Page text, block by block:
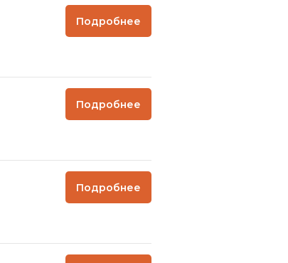
Подробнее
Подробнее
Подробнее